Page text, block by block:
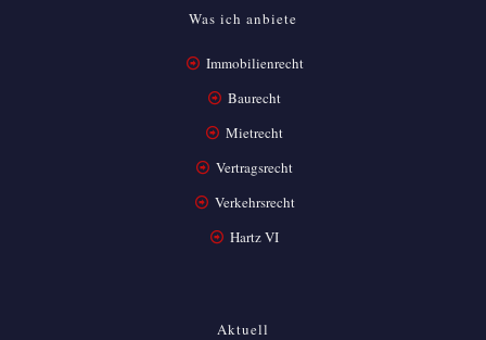
Was ich anbiete
Immobilienrecht
Baurecht
Mietrecht
Vertragsrecht
Verkehrsrecht
Hartz VI
Aktuell